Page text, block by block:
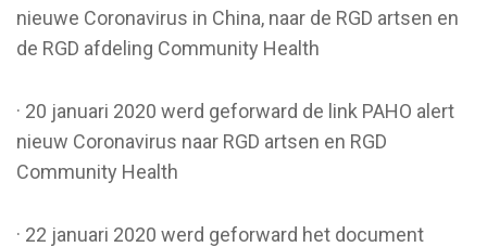
nieuwe Coronavirus in China, naar de RGD artsen en
de RGD afdeling Community Health
· 20 januari 2020 werd geforward de link PAHO alert
nieuw Coronavirus naar RGD artsen en RGD
Community Health
· 22 januari 2020 werd geforward het document